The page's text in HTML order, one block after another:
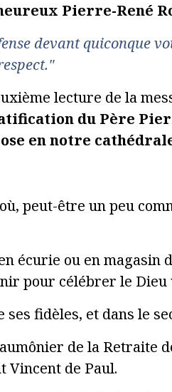
Pierre-René
devant quiconque
lecture de la
du Père
en notre
peut-être un peu
écurie ou en
pour célébrer le Dieu
fidèles, et dans le
de la Retraite
Vincent de Paul.